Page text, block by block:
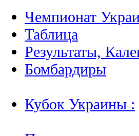
Чемпионат
Таблица
Результаты,
Бомбардиры
Кубок Украины :